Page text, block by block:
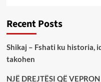
Recent Posts
Shikaj – Fshati ku historia,
takohen
NJË DREJTËSI QË